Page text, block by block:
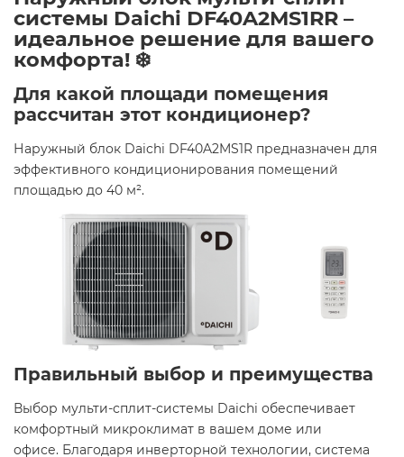
системы Daichi DF40A2MS1RR –
идеальное решение для вашего
комфорта! ❄️
Для какой площади помещения
рассчитан этот кондиционер?
Наружный блок Daichi DF40A2MS1R предназначен для
эффективного кондиционирования помещений
площадью до 40 м². ​
Правильный выбор и преимущества
Выбор мульти-сплит-системы Daichi обеспечивает
комфортный микроклимат в вашем доме или
офисе. Благодаря инверторной технологии, система